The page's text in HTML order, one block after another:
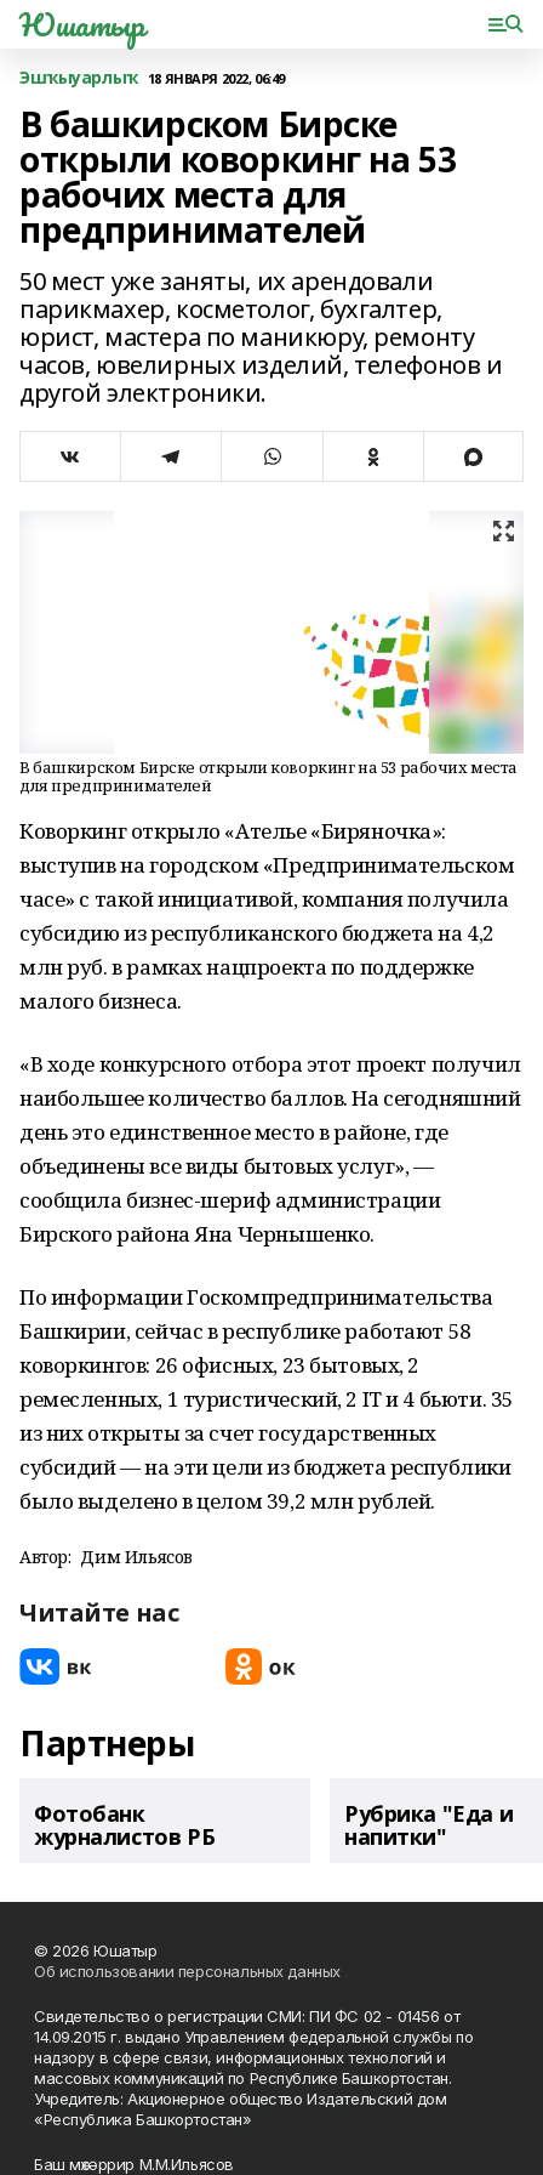
Юшатыр
Эшҡыуарлыҡ 18 ЯНВАРЯ 2022, 06:49
В башкирском Бирске
открыли коворкинг на 53
рабочих места для
предпринимателей
50 мест уже заняты, их арендовали
парикмахер, косметолог, бухгалтер,
юрист, мастера по маникюру, ремонту
часов, ювелирных изделий, телефонов и
другой электроники.
В башкирском Бирске открыли коворкинг на 53 рабочих места
для предпринимателей
Коворкинг открыло «Ателье «Биряночка»:
выступив на городском «Предпринимательском
часе» с такой инициативой, компания получила
субсидию из республиканского бюджета на 4,2
млн руб. в рамках нацпроекта по поддержке
малого бизнеса.
«В ходе конкурсного отбора этот проект получил
наибольшее количество баллов. На сегодняшний
день это единственное место в районе, где
объединены все виды бытовых услуг», —
сообщила бизнес-шериф администрации
Бирского района Яна Чернышенко.
По информации Госкомпредпринимательства
Башкирии, сейчас в республике работают 58
коворкингов: 26 офисных, 23 бытовых, 2
ремесленных, 1 туристический, 2 IT и 4 бьюти. 35
из них открыты за счет государственных
субсидий — на эти цели из бюджета республики
было выделено в целом 39,2 млн рублей.
Автор: Дим Ильясов
Читайте нас
Партнеры
Фотобанк
журналистов РБ
Рубрика "Еда и
напитки"
© 2026 Юшатыр
Об использовании персональных данных
Свидетельство о регистрации СМИ: ПИ ФС 02 - 01456 от
14.09.2015 г. выдано Управлением федеральной службы по
надзору в сфере связи, информационных технологий и
массовых коммуникаций по Республике Башкортостан.
Учредитель: Акционерное общество Издательский дом
«Республика Башкортостан»
Баш мөхәррир М.М.Ильясов